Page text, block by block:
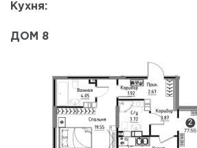
Кухня:
ДОМ 8